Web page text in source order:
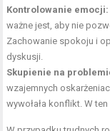
Kontrolowanie emocji:
ważne jest, aby nie
Zachowanie spokoju i
dyskusji.
Skupienie na
wzajemnych
wywołała konflikt. W ten